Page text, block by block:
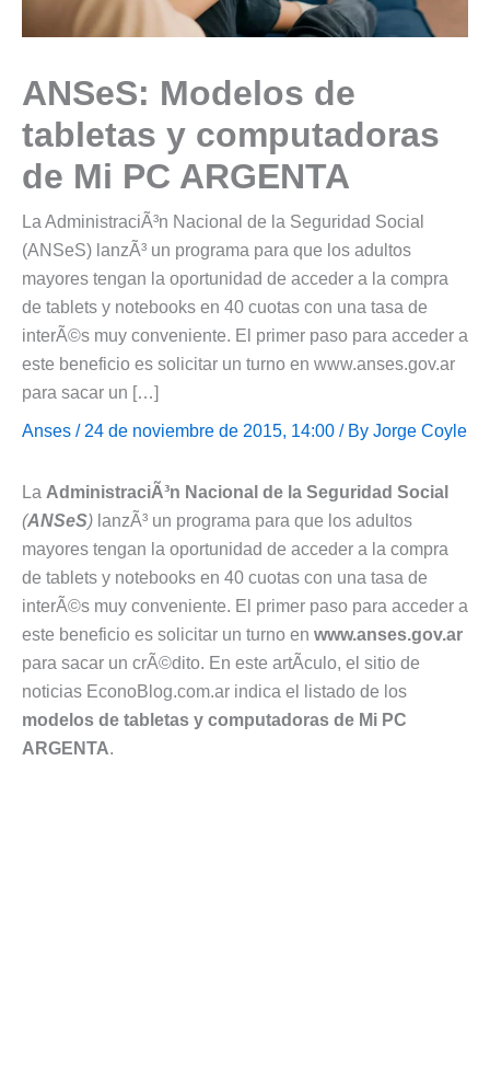
ANSeS: Modelos de
tabletas y computadoras
de Mi PC ARGENTA
La AdministraciÃ³n Nacional de la Seguridad Social
(ANSeS) lanzÃ³ un programa para que los adultos
mayores tengan la oportunidad de acceder a la compra
de tablets y notebooks en 40 cuotas con una tasa de
interÃ©s muy conveniente. El primer paso para acceder a
este beneficio es solicitar un turno en www.anses.gov.ar
para sacar un […]
Anses / 24 de noviembre de 2015, 14:00 / By Jorge Coyle
La AdministraciÃ³n Nacional de la Seguridad Social
(ANSeS) lanzÃ³ un programa para que los adultos
mayores tengan la oportunidad de acceder a la compra
de tablets y notebooks en 40 cuotas con una tasa de
interÃ©s muy conveniente. El primer paso para acceder a
este beneficio es solicitar un turno en www.anses.gov.ar
para sacar un crÃ©dito. En este artÃ­culo, el sitio de
noticias EconoBlog.com.ar indica el listado de los
modelos de tabletas y computadoras de Mi PC
ARGENTA.